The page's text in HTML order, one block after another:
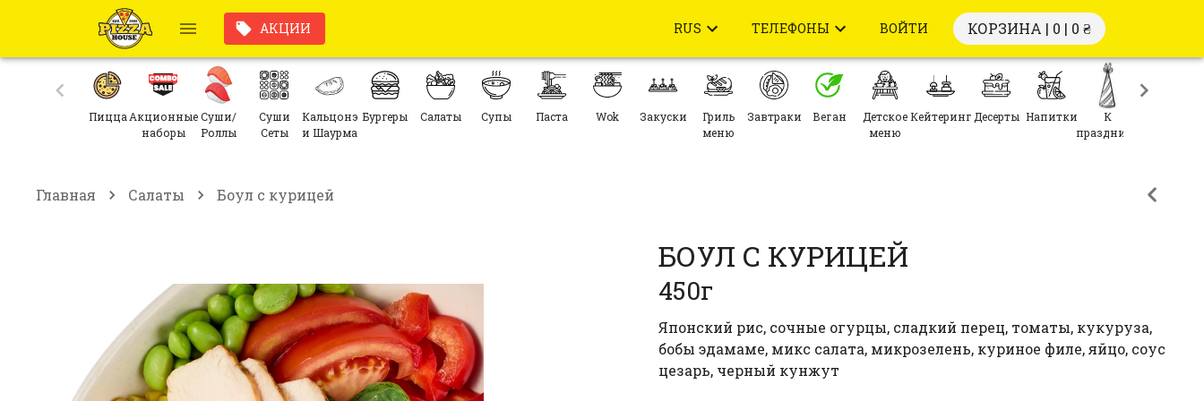
АКЦИИ RUS ТЕЛЕФОНЫ ВОЙТИ КОРЗИНА | 0 | 0 ₴
Пицца Акционные
наборы
Суши/
Роллы
Суши
Сеты
Кальцонэ
и Шаурма
Бургеры Салаты Супы Паста Wok Закуски
Гриль
меню
Завтраки Веган
Детское
меню
Кейтеринг Десерты Напитки
К
празднику
Главная Салаты Боул с курицей
БОУЛ С КУРИЦЕЙ
450г
Японский рис, сочные огурцы, сладкий перец, томаты, кукуруза,
бобы эдамаме, микс салата, микрозелень, куриное филе, яйцо, соус
цезарь, черный кунжут